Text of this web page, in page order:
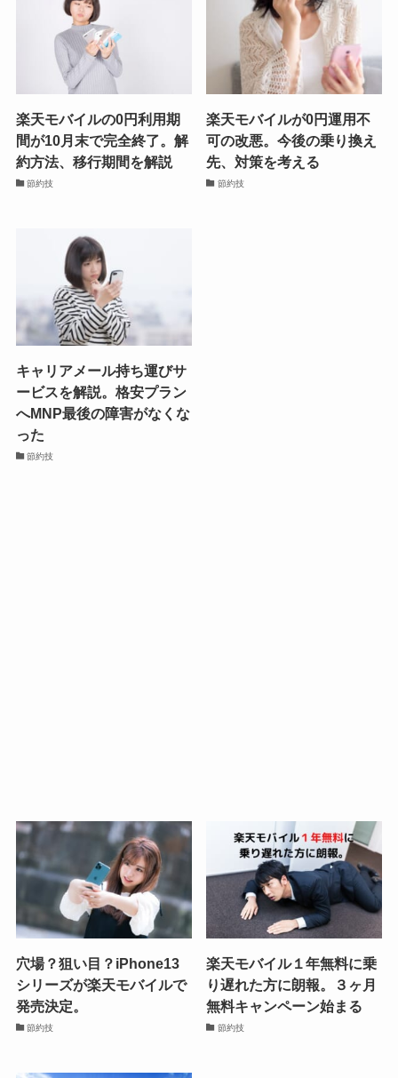
楽天モバイルの0円利用期
間が10月末で完全終了。解
約方法、移行期間を解説
節約技
楽天モバイルが0円運用不
可の改悪。今後の乗り換え
先、対策を考える
節約技
キャリアメール持ち運びサ
ービスを解説。格安プラン
へMNP最後の障害がなくな
った
節約技
穴場？狙い目？iPhone13
シリーズが楽天モバイルで
発売決定。
節約技
楽天モバイル１年無料に乗
り遅れた方に朗報。３ヶ月
無料キャンペーン始まる
節約技